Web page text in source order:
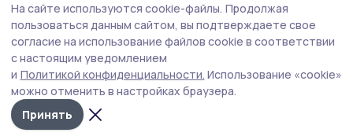
Супруги из умётского села в числе лучших
семей Тамбовщины
В День семьи, любви и верности, 8 июля, в стенах
Тамбовской духовной семинарии собрались самые
крепкие семьи региона. Здесь состоялась
торжественная церемония награждения победителей
регионального этапа Всероссийского конкурса «Семья
На сайте используются cookie-файлы. Продолжая
пользоваться данным сайтом, вы подтверждаете свое
согласие на использование файлов cookie в соответствии
с настоящим уведомлением
и Политикой конфиденциальности. Использование «cookie»
можно отменить в настройках браузера.
Принять